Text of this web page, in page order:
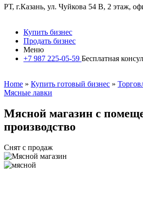
РТ, г.Казань, ул. Чуйкова 54 В, 2 этаж,
Купить бизнес
Продать бизнес
Меню
+7 987 225-05-59 Бесплатная
Home » Купить готовый бизнес »
Мясные лавки
Мясной магазин с
производство
Снят с продаж